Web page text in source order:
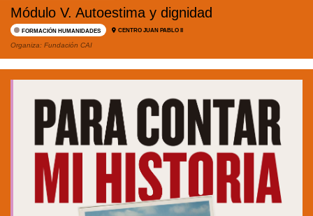
Módulo V. Autoestima y dignidad
FORMACIÓN HUMANIDADES CENTRO JUAN PABLO II
Organiza: Fundación CAI